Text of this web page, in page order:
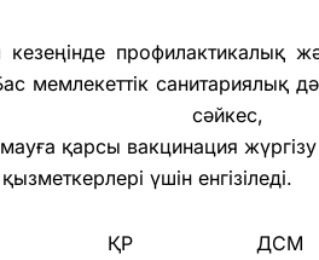
профилактикалық
мемлекеттік санитариялық
сәйкес,
қарсы вакцинация
үшін енгізіледі.
ҚР ДСМ